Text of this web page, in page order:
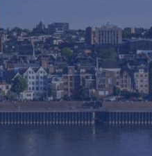
Italiano
Português
Danish
Norsk
Canadian Dollar DKK
Zealand Dollar NOK
Koruna SEK